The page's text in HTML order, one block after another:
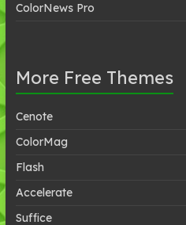
ColorNews Pro
More Free Themes
Cenote
ColorMag
Flash
Accelerate
Suffice